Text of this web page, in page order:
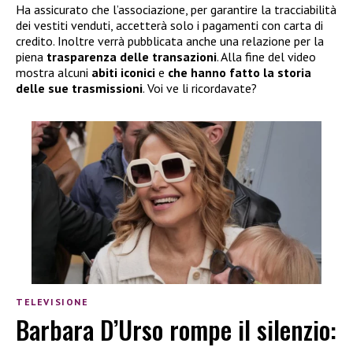
Ha assicurato che l’associazione, per garantire la tracciabilità
dei vestiti venduti, accetterà solo i pagamenti con carta di
credito. Inoltre verrà pubblicata anche una relazione per la
piena trasparenza delle transazioni. Alla fine del video
mostra alcuni abiti iconici e che hanno fatto la storia
delle sue trasmissioni. Voi ve li ricordavate?
TELEVISIONE
Barbara D’Urso rompe il silenzio: